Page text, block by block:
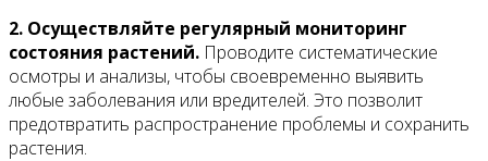
2. Осуществляйте регулярный мониторинг
состояния растений. Проводите систематические
осмотры и анализы, чтобы своевременно выявить
любые заболевания или вредителей. Это позволит
предотвратить распространение проблемы и сохранить
растения.